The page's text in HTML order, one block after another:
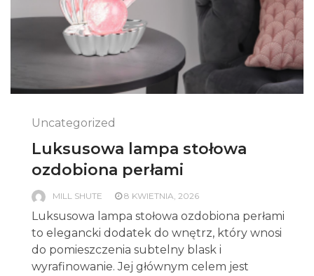
Uncategorized
Luksusowa lampa stołowa
ozdobiona perłami
MILL SHUTE 8 KWIETNIA, 2026
Luksusowa lampa stołowa ozdobiona perłami
to elegancki dodatek do wnętrz, który wnosi
do pomieszczenia subtelny blask i
wyrafinowanie. Jej głównym celem jest